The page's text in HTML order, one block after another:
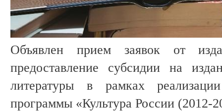
Объявлен прием заявок от
предоставление субсидии на
литературы в рамках
программы «Культура России (2012-